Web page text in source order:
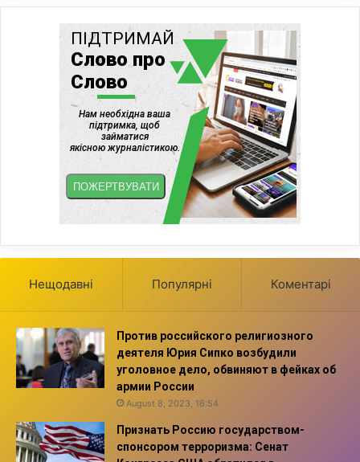
Нещодавні Популярні Коментарі
Против российского религиозного
деятеля Юрия Сипко возбудили
уголовное дело, обвиняют в фейках об
армии России
August 8, 2023, 16:54
Признать Россию государством-
спонсором терроризма: Сенат